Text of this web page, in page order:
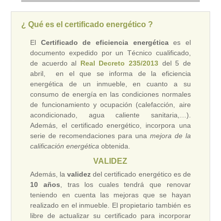
¿ Qué es el certificado energético ?
El Certificado de eficiencia energéticaes el
documento expedido por un Técnico cualificado,
de acuerdo al Real Decreto 235/2013 del 5 de
abril, en el que se informa de la eficiencia
energética de un inmueble, en cuanto a su
consumo de energía en las condiciones normales
de funcionamiento y ocupación (calefacción, aire
acondicionado, agua caliente sanitaria,…).
Además, el certificado energético, incorpora una
serie de recomendaciones para una mejora de la
calificación energética obtenida.
VALIDEZ
Además, lavalidez del certificado energético es de
10 años , tras los cuales tendrá que renovar
teniendo en cuenta las mejoras que se hayan
realizado en el inmueble. El propietario también es
libre de actualizar su certificado para incorporar